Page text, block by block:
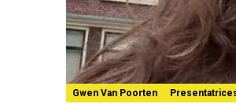
Gwen Van Poorten